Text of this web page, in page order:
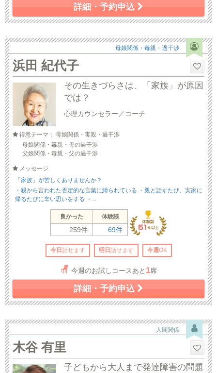
詳細・予約申込
母娘関係・毒親・過干渉
浜田 紀代子
その生きづらさは、「家族」が原因
では？
心理カウンセラー／コーチ
得意テーマ： 母娘関係・毒親・過干渉
母娘関係・毒親・母の過干渉
父娘関係・毒親・父の過干渉
メッセージ
「家族」が苦しくありませんか？
・親から言われた否定的な言葉に縛られている ・親と話すたび、実家に
帰るたびに辛い思いをする ・...
良かった 体験談
259件 69件
今日 話せます 明日 話せます 今週OK
今週のお試しコースあと 1席
詳細・予約申込
人間関係
木谷 有里
子どもから大人まで発達障害の問題